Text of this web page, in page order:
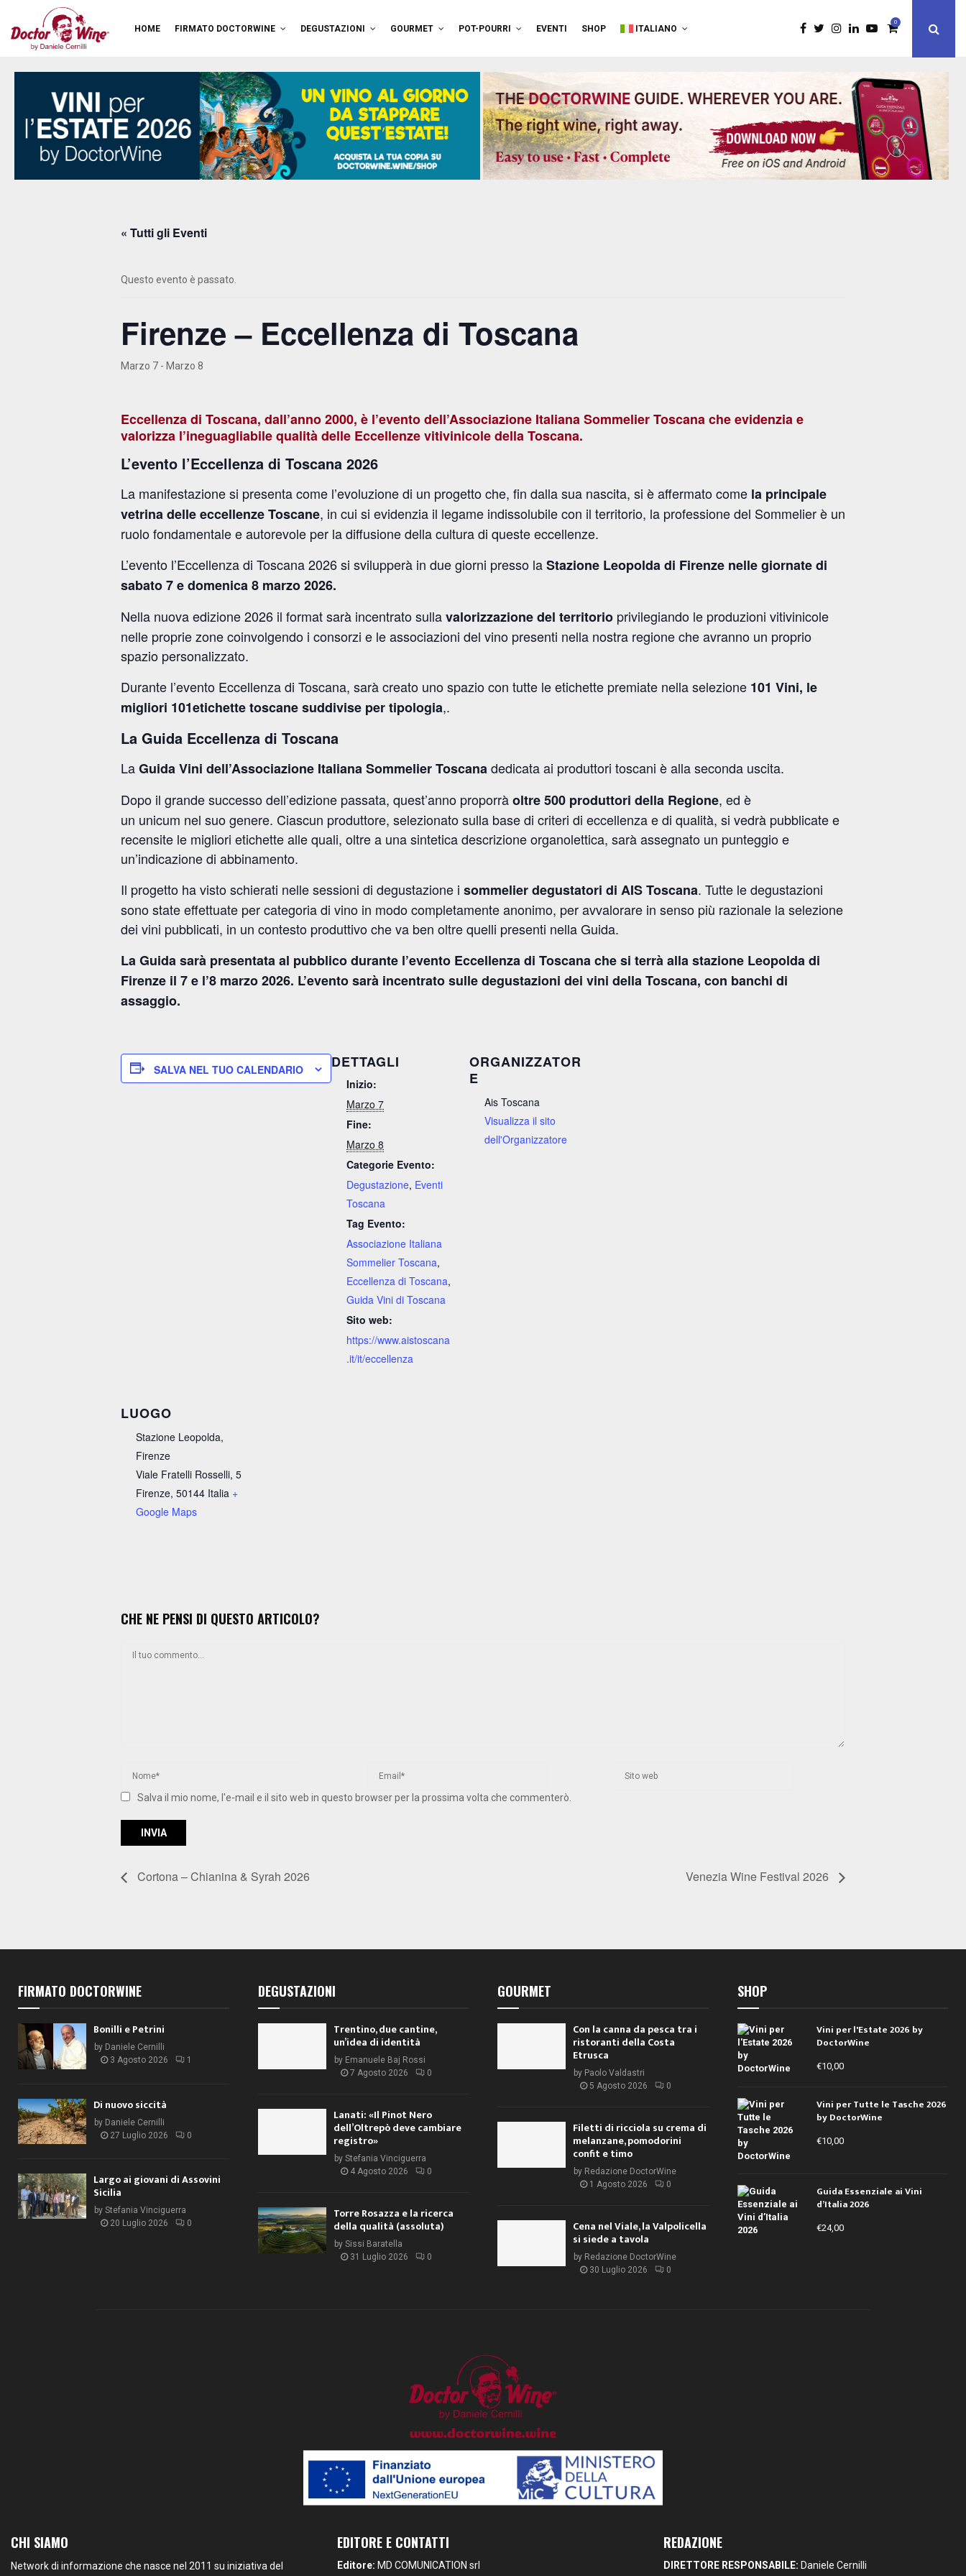
HOME FIRMATO DOCTORWINE DEGUSTAZIONI GOURMET POT-POURRI EVENTI SHOP ITALIANO
0
« Tutti gli Eventi
Questo evento è passato.
Firenze – Eccellenza di Toscana
Marzo 7 - Marzo 8
Eccellenza di Toscana, dall’anno 2000, è l’evento dell’Associazione Italiana Sommelier Toscana che evidenzia e
valorizza l’ineguagliabile qualità delle Eccellenze vitivinicole della Toscana.
L’evento l’Eccellenza di Toscana 2026
La manifestazione si presenta come l’evoluzione di un progetto che, fin dalla sua nascita, si è affermato come la principale
vetrina delle eccellenze Toscane, in cui si evidenzia il legame indissolubile con il territorio, la professione del Sommelier è un
ruolo fondamentale e autorevole per la diffusione della cultura di queste eccellenze.
L’evento l’Eccellenza di Toscana 2026 si svilupperà in due giorni presso laStazione Leopolda di Firenze nelle giornate di
sabato7 e domenica 8 marzo 2026.
Nella nuova edizione 2026 il format sarà incentrato sullavalorizzazione del territorio privilegiando le produzioni vitivinicole
nelle proprie zone coinvolgendo i consorzi e le associazioni del vino presenti nella nostra regione che avranno un proprio
spazio personalizzato.
Durante l’evento Eccellenza di Toscana, sarà creato uno spazio con tutte le etichette premiate nella selezione 101 Vini, le
migliori 101etichette toscane suddivise per tipologia,.
La Guida Eccellenza di Toscana
LaGuida Vini dell’Associazione Italiana Sommelier Toscanadedicata ai produttori toscani è alla seconda uscita.
Dopo il grande successo dell’edizione passata, quest’anno proporràoltre 500 produttori della Regione, ed è
un unicum nel suo genere. Ciascun produttore, selezionato sulla base di criteri di eccellenza e di qualità̀, si vedrà pubblicate e
recensite le migliori etichette alle quali, oltre a una sintetica descrizione organolettica, sarà assegnato un punteggio e
un’indicazione di abbinamento.
Il progetto ha visto schierati nelle sessioni di degustazione i sommelier degustatori di AIS Toscana. Tutte le degustazioni
sono state effettuate per categoria di vino in modo completamente anonimo, per avvalorare in senso più razionale la selezione
dei vini pubblicati, in un contesto produttivo che va ben oltre quelli presenti nella Guida.
La Guida sarà presentata al pubblico durante l’evento Eccellenza di Toscana che si terrà alla stazione Leopolda di
Firenze il 7 e l’8 marzo 2026. L’evento sarà incentrato sulle degustazioni dei vini della Toscana, con banchi di
assaggio.
SALVA NEL TUO CALENDARIO DETTAGLI
Inizio:
Marzo 7
Fine:
Marzo 8
Categorie Evento:
Degustazione, Eventi
Toscana
Tag Evento:
Associazione Italiana
Sommelier Toscana,
Eccellenza di Toscana,
Guida Vini di Toscana
Sito web:
https://www.aistoscana
.it/it/eccellenza
ORGANIZZATOR
E
Ais Toscana
Visualizza il sito
dell'Organizzatore
LUOGO
Stazione Leopolda,
Firenze
Viale Fratelli Rosselli, 5
Firenze, 50144 Italia +
Google Maps
CHE NE PENSI DI QUESTO ARTICOLO?
Salva il mio nome, l'e-mail e il sito web in questo browser per la prossima volta che commenterò.
Cortona – Chianina & Syrah 2026 Venezia Wine Festival 2026
FIRMATO DOCTORWINE
Bonilli e Petrini
by Daniele Cernilli
3 Agosto 2026
1
Di nuovo siccità
by Daniele Cernilli
27 Luglio 2026
0
Largo ai giovani di Assovini
Sicilia
by Stefania Vinciguerra
20 Luglio 2026
0
DEGUSTAZIONI
Trentino, due cantine,
un’idea di identità
by Emanuele Baj Rossi
7 Agosto 2026
0
Lanati: «Il Pinot Nero
dell’Oltrepò deve cambiare
registro»
by Stefania Vinciguerra
4 Agosto 2026
0
Torre Rosazza e la ricerca
della qualità (assoluta)
by Sissi Baratella
31 Luglio 2026
0
GOURMET
Con la canna da pesca tra i
ristoranti della Costa
Etrusca
by Paolo Valdastri
5 Agosto 2026
0
Filetti di ricciola su crema di
melanzane, pomodorini
confit e timo
by Redazione DoctorWine
1 Agosto 2026
0
Cena nel Viale, la Valpolicella
si siede a tavola
by Redazione DoctorWine
30 Luglio 2026
0
SHOP
Vini per l'Estate 2026 by
DoctorWine
€10,00
Vini per Tutte le Tasche 2026
by DoctorWine
€10,00
Guida Essenziale ai Vini
d’Italia 2026
€24,00
CHI SIAMO
Network di informazione che nasce nel 2011 su iniziativa del
EDITORE E CONTATTI
Editore: MD COMUNICATION srl
REDAZIONE
DIRETTORE RESPONSABILE: Daniele Cernilli